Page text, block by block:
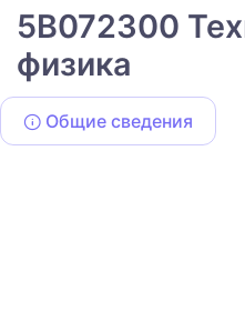
5B072300
физика
Общие сведения